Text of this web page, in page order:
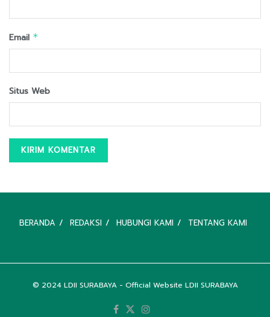
Email *
Situs Web
BERANDA REDAKSI HUBUNGI KAMI TENTANG KAMI
© 2024 LDII SURABAYA- Official Website LDII SURABAYA